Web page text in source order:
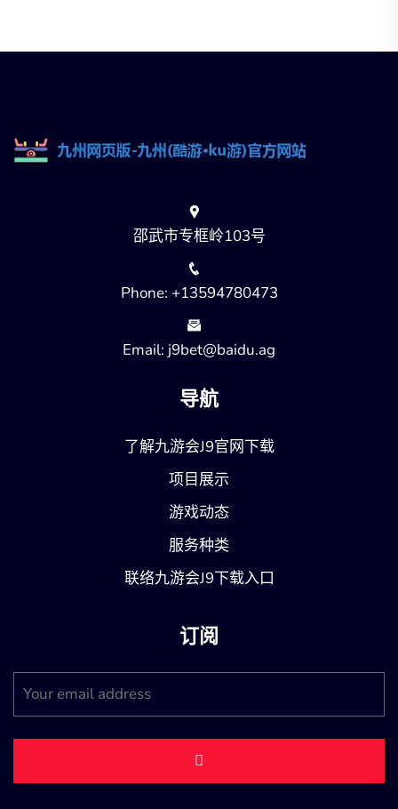
邵武市专框岭103号
Phone: +13594780473
Email: j9bet@baidu.ag
导航
了解九游会J9官网下载
项目展示
游戏动态
服务种类
联络九游会J9下载入口
订阅